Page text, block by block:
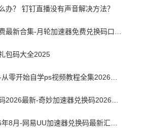
办？ 钉钉直播没有声音解决方法？
包码大全2025